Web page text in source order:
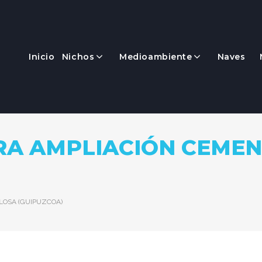
Inicio Nichos Medioambiente Naves
AMPLIACIÓN
(GUIPUZCOA)